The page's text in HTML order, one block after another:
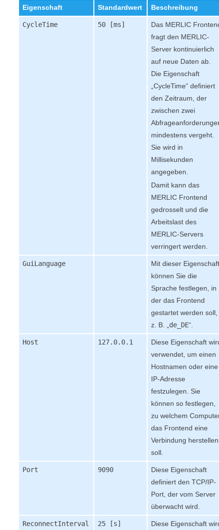
Eigenschaft
Standardwert Beschreibung
CycleTime 50 [ms] Das MERLIC
fragt den MERLIC-
Server kontinuierlich
auf neue Daten ab.
Die Eigenschaft
„CycleTime“ definiert
den Zeitraum, der
zwischen zwei
mindestens vergeht.
Sie wird in
Millisekunden
angegeben.
Damit kann das
MERLIC Frontend
gedrosselt und die
Arbeitslast des
MERLIC-Servers
verringert werden.
GuiLanguage
Mit dieser
können Sie die
Sprache festlegen, in
der das Frontend
gestartet werden soll,
z. B. „ de_DE“.
Host 127.0.0.1
Diese Eigenschaft
verwendet, um einen
Hostnamen oder eine
IP-Adresse
festzulegen. Sie
können so festlegen,
zu welchem
das Frontend eine
Verbindung herstellen
soll.
Port 9090
Diese Eigenschaft
definiert den TCP/IP-
Port, der vom Server
überwacht wird.
ReconnectInterval 25 [s] Diese Eigenschaft